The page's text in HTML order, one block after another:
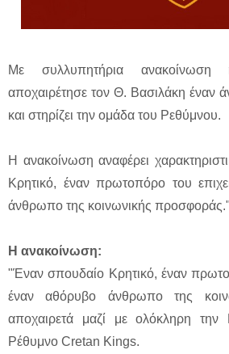
Με συλλυπητήρια
αποχαιρέτησε τον Θ. Βασιλάκη έναν
και στηρίζει την ομάδα του Ρεθύμνου.
Η ανακοίνωση αναφέρει
Κρητικό, έναν πρωτοπόρο του
άνθρωπο της κοινωνικής προσφοράς."
Η ανακοίνωση:
"Έναν σπουδαίο Κρητικό, έναν
έναν αθόρυβο άνθρωπο της
αποχαιρετά μαζί με ολόκληρη
Ρέθυμνο Cretan Kings.